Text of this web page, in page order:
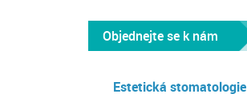
Objednejte se k nám
Estetická stomatologie